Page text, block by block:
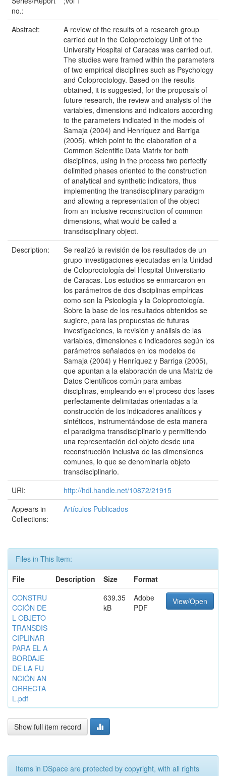
no.:
Abstract:
A review of the results of a research group
carried out in the Coloproctology Unit of the
University Hospital of Caracas was carried out.
The studies were framed within the parameters
of two empirical disciplines such as Psychology
and Coloproctology. Based on the results
obtained, it is suggested, for the proposals of
future research, the review and analysis of the
variables, dimensions and indicators according
to the parameters indicated in the models of
Samaja (2004) and Henríquez and Barriga
(2005), which point to the elaboration of a
Common Scientific Data Matrix for both
disciplines, using in the process two perfectly
delimited phases oriented to the construction
of analytical and synthetic indicators, thus
implementing the transdisciplinary paradigm
and allowing a representation of the object
from an inclusive reconstruction of common
dimensions, what would be called a
transdisciplinary object.
Description:
Se realizó la revisión de los resultados de un
grupo investigaciones ejecutadas en la Unidad
de Coloproctología del Hospital Universitario
de Caracas. Los estudios se enmarcaron en
los parámetros de dos disciplinas empíricas
como son la Psicología y la Coloproctología.
Sobre la base de los resultados obtenidos se
sugiere, para las propuestas de futuras
investigaciones, la revisión y análisis de las
variables, dimensiones e indicadores según los
parámetros señalados en los modelos de
Samaja (2004) y Henríquez y Barriga (2005),
que apuntan a la elaboración de una Matriz de
Datos Científicos común para ambas
disciplinas, empleando en el proceso dos fases
perfectamente delimitadas orientadas a la
construcción de los indicadores analíticos y
sintéticos, instrumentándose de esta manera
el paradigma transdisciplinario y permitiendo
una representación del objeto desde una
reconstrucción inclusiva de las dimensiones
comunes, lo que se denominaría objeto
transdisciplinario.
URI:
http://hdl.handle.net/10872/21915
Appears in
Collections:
Artículos Publicados
Files in This Item:
File
Description Size
Format
CONSTRU
CCIÓN DE
L OBJETO
TRANSDIS
CIPLINAR
PARA EL A
BORDAJE
DE LA FU
NCIÓN AN
ORRECTA
L.pdf
639.35
kB
Adobe
PDF
View/Open
Show full item record
Items in DSpace are protected by copyright, with all rights